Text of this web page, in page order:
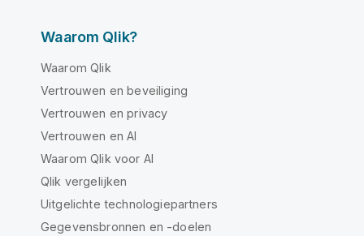
Waarom Qlik?
Waarom Qlik
Vertrouwen en beveiliging
Vertrouwen en privacy
Vertrouwen en AI
Waarom Qlik voor AI
Qlik vergelijken
Uitgelichte technologiepartners
Gegevensbronnen en -doelen